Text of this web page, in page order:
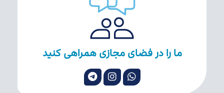
ما را در فضای مجازی همراهی کنید